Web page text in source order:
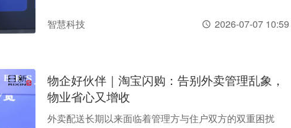
智慧科技 2026-07-07 10:59
物企好伙伴｜淘宝闪购：告别外卖管理乱象，
物业省心又增收
外卖配送长期以来面临着管理方与住户双方的双重困扰